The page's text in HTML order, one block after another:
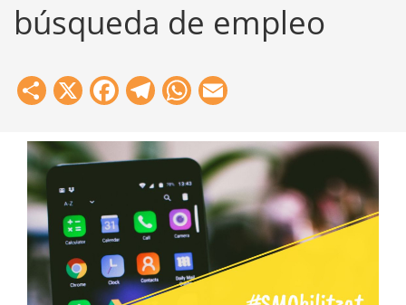
búsqueda de empleo
Share
X Facebook
Telegram
WhatsApp